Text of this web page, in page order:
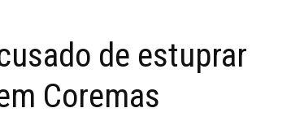
de estuprar
Coremas